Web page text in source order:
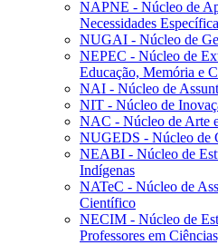
NAPNE - Núcleo de
Necessidades
NUGAI - Núcleo de
NEPEC - Núcleo de
Educação, Memória e
NAI - Núcleo de
NIT - Núcleo de
NAC - Núcleo de Arte
NUGEDS - Núcleo de
NEABI - Núcleo de
Indígenas
NATeC - Núcleo de
Científico
NECIM - Núcleo de
Professores em